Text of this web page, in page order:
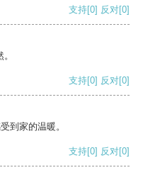
支持[0] 反对[0]
支持[0] 反对[0]
到家的温暖。
支持[0] 反对[0]